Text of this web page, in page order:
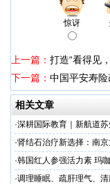
惊讶
上一篇： 打造“看得见
下一篇： 中国平安寿
相关文章
·深耕国际教育｜新航道
学备考之路
·肾结石治疗新选择：南
保肾取石术
·韩国红人参强活力素 玛
造商
·调理睡眠、疏肝理气、